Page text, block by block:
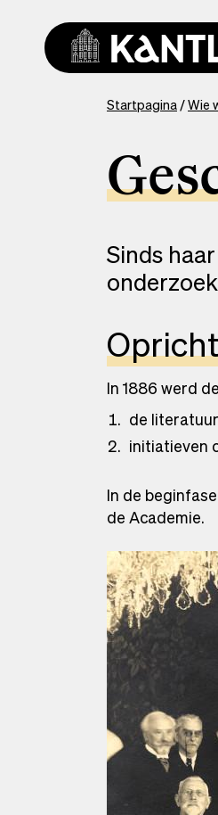
You
here
Startpagina Wie
Sinds
In 1886 werd
de
initiatieven
In de
de Academie.